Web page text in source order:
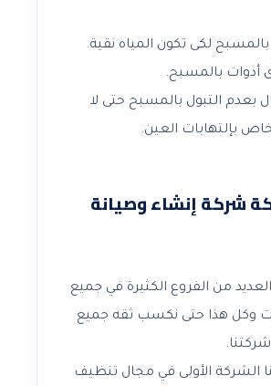
بالمسبح لكى تكون المياه نقية.
أدوات بالمسبح.
بعدم التبول بالمسبح حتى لا
بإلتهابات العين.
شركة إنشاء وصيانة
من الفروع الكثيرة في جميع
وكل هذا حتى نكسب ثقه جميع
الشركة الأولى في مجال تنظيف